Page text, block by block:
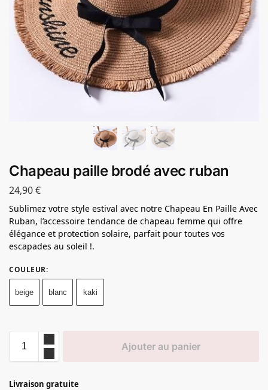
Chapeau paille brodé avec ruban
24,90€
Sublimez votre style estival avec notre Chapeau En Paille Avec
Ruban, l’accessoire tendance de chapeau femme qui offre
élégance et protection solaire, parfait pour toutes vos
escapades au soleil !.
COULEUR:
beige blanc kaki
Ajouter au panier
Livraison gratuite